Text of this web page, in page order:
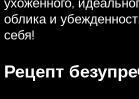
облика и
себя!
Рецепт